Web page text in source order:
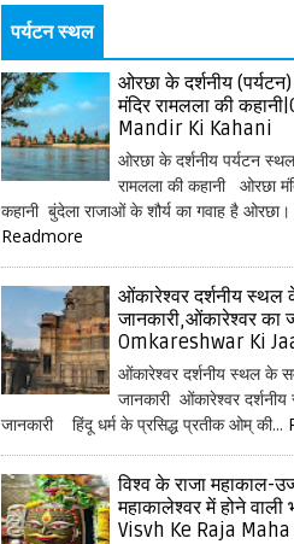
पर्यटन स्थल
ओरछा के दर्शनीय
मंदिर रामलला की
Mandir Ki Kahani
ओरछा के दर्शनीय पर्यटन
रामलला की कहानी ओरछा
कहानी बुंदेला राजाओं के शौर्य का गवाह है
Readmore
ओंकारेश्वर दर्शनीय स्थल
जानकारी,ओंकारेश्वर का
Omkareshwar Ki
ओंकारेश्वर दर्शनीय स्थल के
जानकारी ओंकारेश्वर
जानकारी हिंदू धर्म के प्रसिद्ध प्रतीक ओम् की...
विश्व के राजा महाकाल-
महाकालेश्वर में होने
Visvh Ke Raja Maha